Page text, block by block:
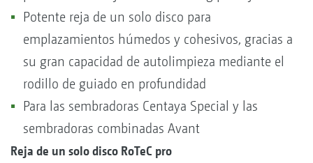
Potente reja de un solo disco para
emplazamientos húmedos y cohesivos, gracias a
su gran capacidad de autolimpieza mediante el
rodillo de guiado en profundidad
Para las sembradoras Centaya Special y las
sembradoras combinadas Avant
Reja de un solo disco RoTeC pro